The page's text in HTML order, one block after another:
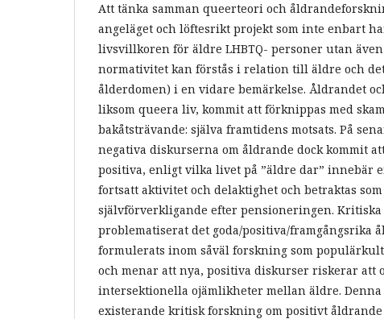
Att tänka samman queerteori och
angeläget och löftesrikt projekt som inte enbart
livsvillkoren för äldre LHBTQ- personer utan
normativitet kan förstås i relation till äldre och
ålderdomen) i en vidare bemärkelse. Åldrandet
liksom queera liv, kommit att förknippas med
bakåtsträvande: själva framtidens motsats. På
negativa diskurserna om åldrande dock kommit
positiva, enligt vilka livet på ”äldre dar” innebär
fortsatt aktivitet och delaktighet och betraktas
självförverkligande efter pensioneringen.
problematiserat det goda/positiva/framgångsrika
formulerats inom såväl forskning som
och menar att nya, positiva diskurser riskerar att
intersektionella ojämlikheter mellan äldre.
existerande kritisk forskning om positivt